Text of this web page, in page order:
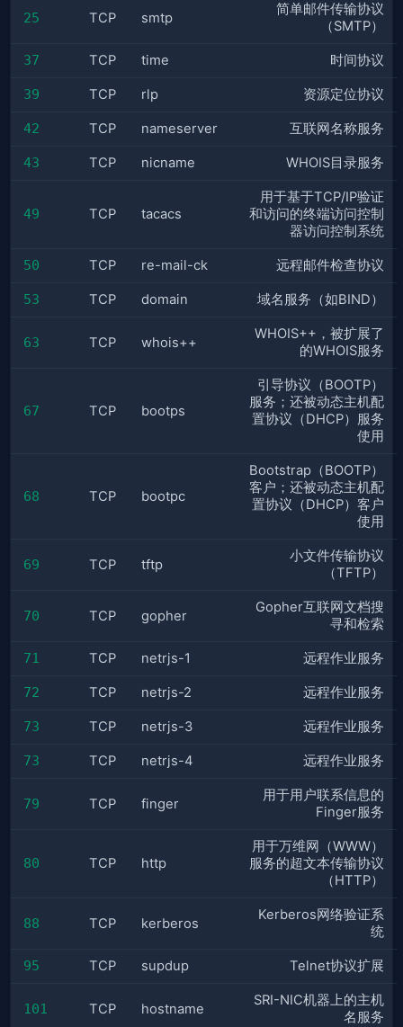
25 TCP smtp
简单邮件传输协议
（SMTP）
37 TCP time 时间协议
39 TCP rlp 资源定位协议
42 TCP nameserver 互联网名称服务
43 TCP nicname WHOIS目录服务
49 TCP tacacs
用于基于TCP/IP验证
和访问的终端访问控制
器访问控制系统
50 TCP re-mail-ck 远程邮件检查协议
53 TCP domain 域名服务（如BIND）
63 TCP whois++
WHOIS++，被扩展了
的WHOIS服务
67 TCP bootps
引导协议（BOOTP）
服务；还被动态主机配
置协议（DHCP）服务
使用
68 TCP bootpc
Bootstrap（BOOTP）
客户；还被动态主机配
置协议（DHCP）客户
使用
69 TCP tftp
小文件传输协议
（TFTP）
70 TCP gopher
Gopher互联网文档搜
寻和检索
71 TCP netrjs-1 远程作业服务
72 TCP netrjs-2 远程作业服务
73 TCP netrjs-3 远程作业服务
73 TCP netrjs-4 远程作业服务
79 TCP finger
用于用户联系信息的
Finger服务
80 TCP http
用于万维网（WWW）
服务的超文本传输协议
（HTTP）
88 TCP kerberos
Kerberos网络验证系
统
95 TCP supdup Telnet协议扩展
101 TCP hostname
SRI-NIC机器上的主机
名服务